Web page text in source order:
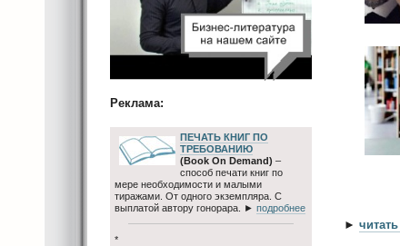
►
Реклама:
ПЕЧАТЬ КНИГ ПО
ТРЕБОВАНИЮ
(Book On Demand) –
способ печати книг по
мере необходимости и малыми
тиражами. От одного экземпляра. С
выплатой автору гонорара. ► подробнее
*